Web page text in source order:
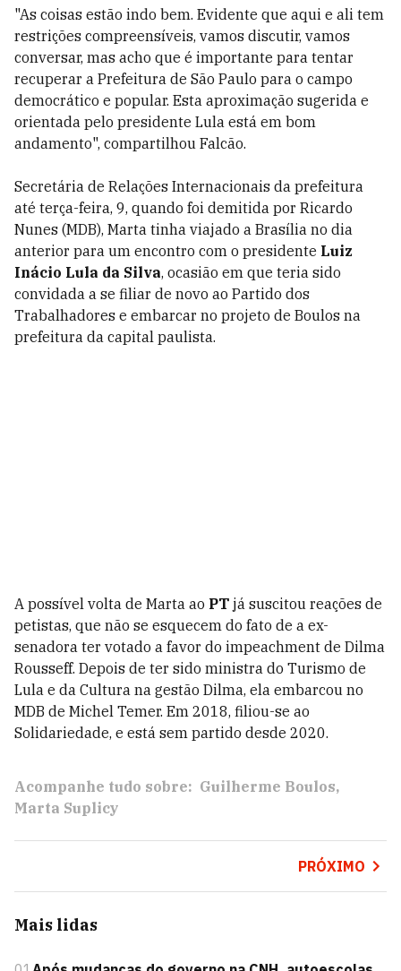
"As coisas estão indo bem. Evidente que aqui e ali tem
restrições compreensíveis, vamos discutir, vamos
conversar, mas acho que é importante para tentar
recuperar a Prefeitura de São Paulo para o campo
democrático e popular. Esta aproximação sugerida e
orientada pelo presidente Lula está em bom
andamento", compartilhou Falcão.
Secretária de Relações Internacionais da prefeitura
até terça-feira, 9, quando foi demitida por Ricardo
Nunes (MDB), Marta tinha viajado a Brasília no dia
anterior para um encontro com o presidente Luiz
Inácio Lula da Silva, ocasião em que teria sido
convidada a se filiar de novo ao Partido dos
Trabalhadores e embarcar no projeto de Boulos na
prefeitura da capital paulista.
A possível volta de Marta ao PT já suscitou reações de
petistas, que não se esquecem do fato de a ex-
senadora ter votado a favor do impeachment de Dilma
Rousseff. Depois de ter sido ministra do Turismo de
Lula e da Cultura na gestão Dilma, ela embarcou no
MDB de Michel Temer. Em 2018, filiou-se ao
Solidariedade, e está sem partido desde 2020.
Acompanhe tudo sobre: Guilherme Boulos
Marta Suplicy
PRÓXIMO
Mais lidas